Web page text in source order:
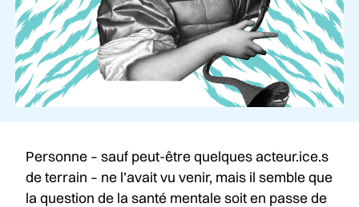
Personne – sauf peut-être quelques acteur.ice.s
de terrain – ne l’avait vu venir, mais il semble que
la question de la santé mentale soit en passe de